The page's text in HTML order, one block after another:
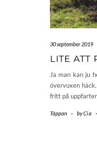
30 september 2019
LITE ATT
Ja man kan ju
övervuxen
fritt på
Täppan - byCia -